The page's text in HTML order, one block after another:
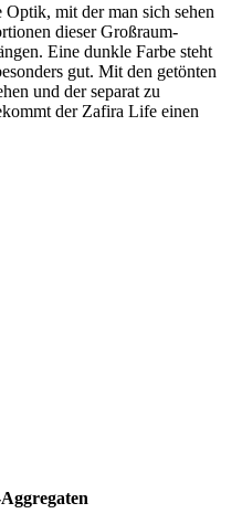
mit der man sich sehen
dieser Großraum-
Eine dunkle Farbe steht
gut. Mit den getönten
und der separat zu
der Zafira Life einen